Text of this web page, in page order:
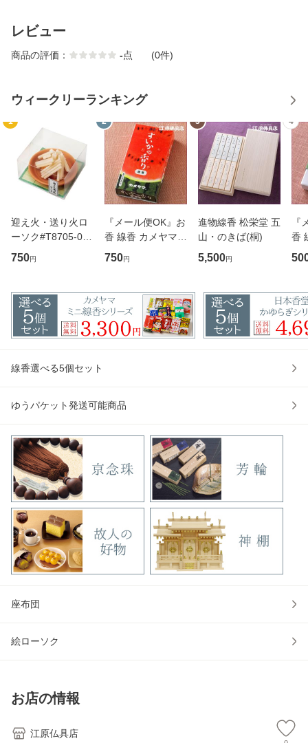
レビュー
商品の評価： -点 (0件)
ウィークリーランキング
1
迎え火・送り火ロ
ーソク#T8705-00-
00 カメヤマ 故人
の好物シリーズ ロ
750円
2
『メール便OK』お
香 線香 カメヤマ
すいかの香りの ミ
ニ寸 線香 故人の好
750円
3
進物線香 松栄堂 五
山・のきば(桐)
5,500円
4
『
香
か
線香選べる5個セット
ゆうパケット発送可能商品
座布団
絵ローソク
お店の情報
江原仏具店